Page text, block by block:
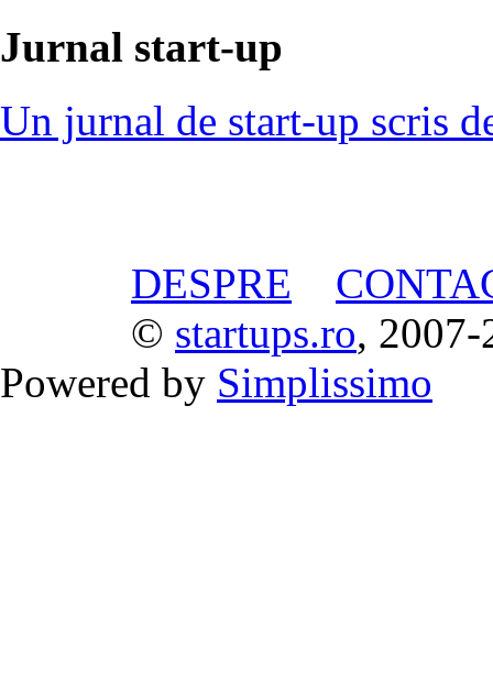
Jurnal start-up
Un jurnal de start-up scris
DESPRE
© startups.ro, 2007-
Powered by Simplissimo